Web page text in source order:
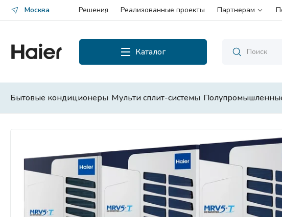
Москва Решения Реализованные проекты Партнерам
Каталог
Бытовые кондиционеры Мульти сплит-системы
Каталог Смотреть все
Мульти сплит-системы
Полупромышленные сплит-
системы
Чиллеры и фанкойлы